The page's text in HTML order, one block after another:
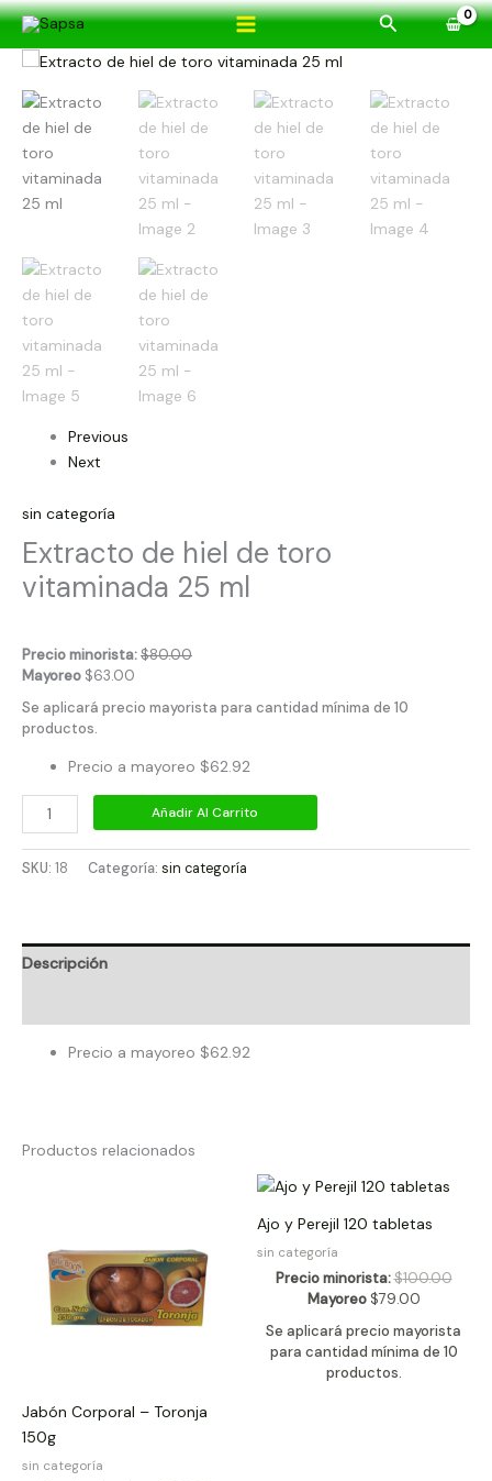
Ir
contenido
Buscar
Previous
Next
sin categoría
Extracto de hiel de toro
vitaminada 25 ml
Precio minorista:$80.00
Mayoreo $63.00
Se aplicará precio mayorista para cantidad mínima de 10
productos.
Precio a mayoreo $62.92
Extracto
de
hiel
de
toro
vitaminada
25
cantidad
Añadir Al Carrito
SKU: 18 Categoría: sin categoría
Descripción
Precio a mayoreo $62.92
Productos relacionados
Jabón Corporal – Toronja
150g
sin categoría
Ajo y Perejil 120 tabletas
sin categoría
Precio minorista:$100.00
Mayoreo $79.00
Se aplicará precio mayorista
para cantidad mínima de 10
productos.